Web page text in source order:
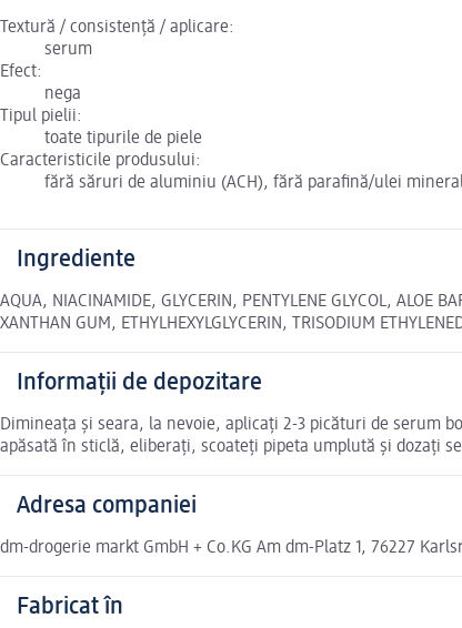
Textură / consistență / aplicare:
serum
Efect:
nega
Tipul pielii:
toate tipurile de piele
Caracteristicile produsului:
fără săruri de aluminiu (ACH), fără parafină/ulei
Ingrediente
AQUA, NIACINAMIDE, GLYCERIN, PENTYLENE GLYCOL, ALOE
XANTHAN GUM, ETHYLHEXYLGLYCERIN, TRISODIUM
Informații de depozitare
Dimineața și seara, la nevoie, aplicați 2-3 picături de serum
apăsată în sticlă, eliberați, scoateți pipeta umplută și dozați
Adresa companiei
dm-drogerie markt GmbH + Co.KG Am dm-Platz 1, 76227
Fabricat în